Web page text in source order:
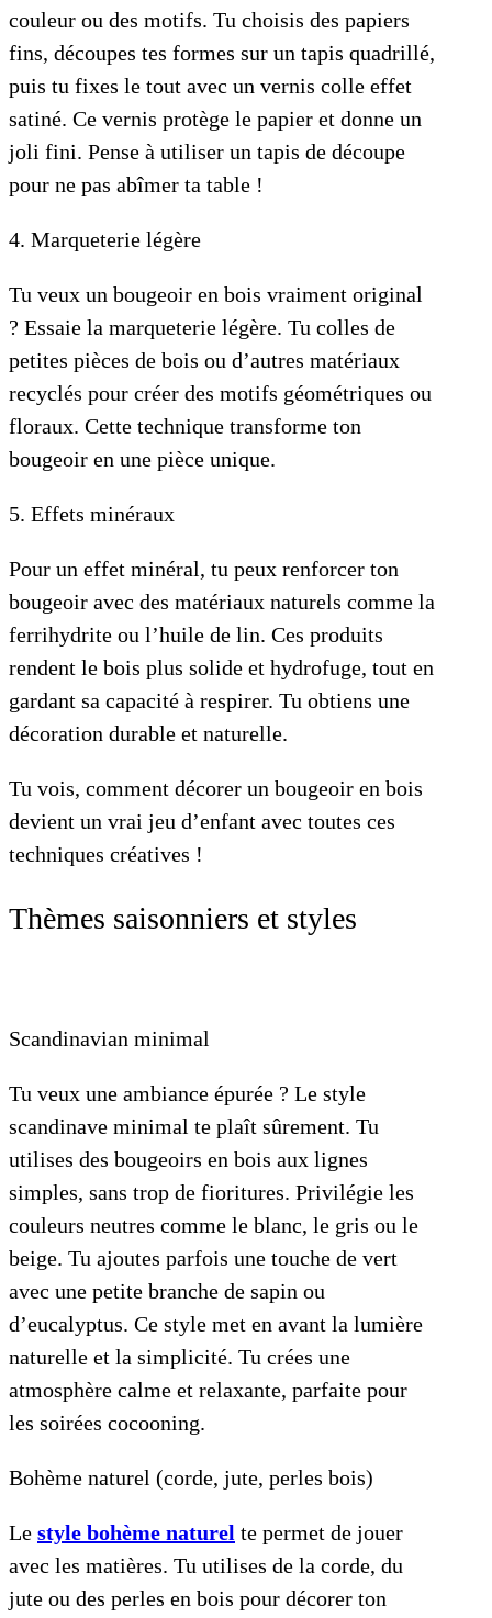
couleur ou des motifs. Tu choisis des papiers
fins, découpes tes formes sur un tapis quadrillé,
puis tu fixes le tout avec un vernis colle effet
satiné. Ce vernis protège le papier et donne un
joli fini. Pense à utiliser un tapis de découpe
pour ne pas abîmer ta table !
4. Marqueterie légère
Tu veux un bougeoir en bois vraiment original
? Essaie la marqueterie légère. Tu colles de
petites pièces de bois ou d’autres matériaux
recyclés pour créer des motifs géométriques ou
floraux. Cette technique transforme ton
bougeoir en une pièce unique.
5. Effets minéraux
Pour un effet minéral, tu peux renforcer ton
bougeoir avec des matériaux naturels comme la
ferrihydrite ou l’huile de lin. Ces produits
rendent le bois plus solide et hydrofuge, tout en
gardant sa capacité à respirer. Tu obtiens une
décoration durable et naturelle.
Tu vois, comment décorer un bougeoir en bois
devient un vrai jeu d’enfant avec toutes ces
techniques créatives !
Thèmes saisonniers et styles
Scandinavian minimal
Tu veux une ambiance épurée ? Le style
scandinave minimal te plaît sûrement. Tu
utilises des bougeoirs en bois aux lignes
simples, sans trop de fioritures. Privilégie les
couleurs neutres comme le blanc, le gris ou le
beige. Tu ajoutes parfois une touche de vert
avec une petite branche de sapin ou
d’eucalyptus. Ce style met en avant la lumière
naturelle et la simplicité. Tu crées une
atmosphère calme et relaxante, parfaite pour
les soirées cocooning.
Bohème naturel (corde, jute, perles bois)
Le style bohème naturel te permet de jouer
avec les matières. Tu utilises de la corde, du
jute ou des perles en bois pour décorer ton